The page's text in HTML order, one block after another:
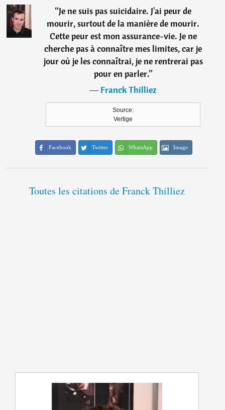
“Je ne suis pas suicidaire. J'ai peur de
mourir, surtout de la manière de mourir.
Cette peur est mon assurance-vie. Je ne
cherche pas à connaître mes limites, car je
jour où je les connaîtrai, je ne rentrerai pas
pour en parler.”
―Franck Thilliez
Source:
Vertige
Facebook Twitter WhatsApp Image
Toutes les citations de Franck Thilliez